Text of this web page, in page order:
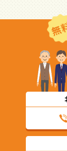
無